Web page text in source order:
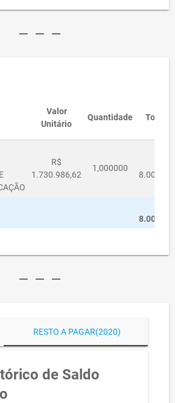
remove remove remove
Valor
Unitário
Quantidade Total
R$
1.730.986,62
1,000000
8.000,00
8.000,00
remove remove remove
RESTO A PAGAR(2020)
de Saldo